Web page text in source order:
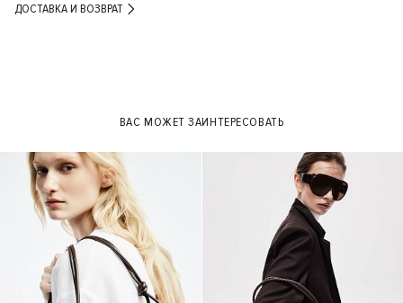
ДОСТАВКА И ВОЗВРАТ
ВАС МОЖЕТ ЗАИНТЕРЕСОВАТЬ